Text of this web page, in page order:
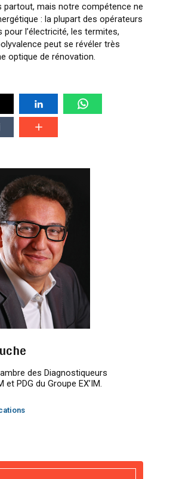
mais notre compétence ne
: la plupart des opérateurs
l’électricité, les termites,
peut se révéler très
optique de rénovation.
des Diagnostiqueurs
PDG du Groupe EX’IM.